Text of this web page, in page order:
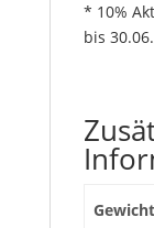
* 10%
bis
Gewicht